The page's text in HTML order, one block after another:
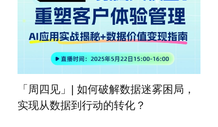
「周四见」| 如何破解数据迷雾困局，
实现从数据到行动的转化？